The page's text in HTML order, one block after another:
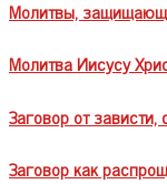
Молитвы,
Молитва Иисусу
Заговор от
Заговор как